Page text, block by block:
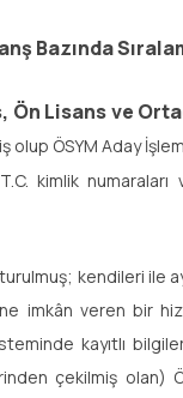
Bazında
Ön Lisans ve
ÖSYM Aday
kimlik numaraları
kendileri ile
imkân veren bir
kayıtlı bilgiler
çekilmiş olan)